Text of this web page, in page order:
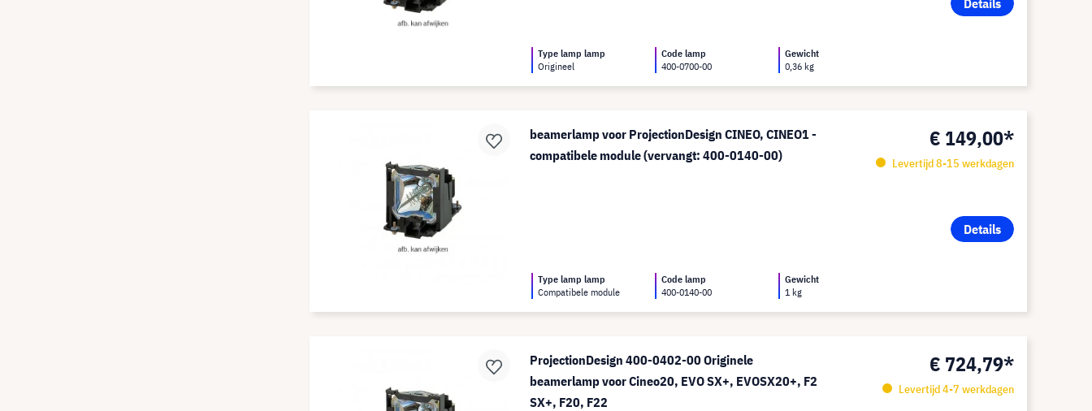
Details
Type lamp lamp
Origineel
Code lamp
400-0700-00
Gewicht
0,36 kg
beamerlamp voor ProjectionDesign CINEO, CINEO1 -
compatibele module (vervangt: 400-0140-00)
€ 149,00*
Levertijd 8-15 werkdagen
Details
Type lamp lamp
Compatibele module
Code lamp
400-0140-00
Gewicht
1 kg
ProjectionDesign 400-0402-00 Originele
beamerlamp voor Cineo20, EVO SX+, EVOSX20+, F2
SX+, F20, F22
€ 724,79*
Levertijd 4-7 werkdagen